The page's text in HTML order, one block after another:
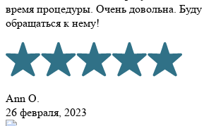
время процедуры. Очень довольна.
обращаться к нему!
Ann O.
26 февраля, 2023